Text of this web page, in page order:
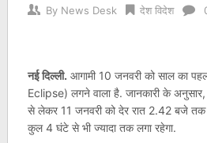
By News Desk देश विदेश
नई दिल्‍ली. आगामी 10 जनवरी को साल का
Eclipse) लगने वाला है. जानकारी के
से लेकर 11 जनवरी को देर रात 2.42 बजे तक
कुल 4 घंटे से भी ज्यादा तक लगा रहेगा.